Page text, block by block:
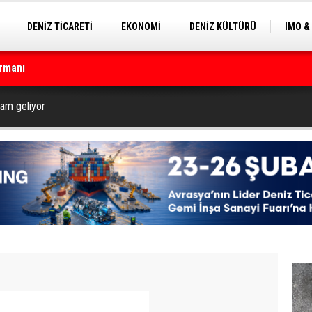
DENİZ TİCARETİ EKONOMİ DENİZ KÜLTÜRÜ
IMO
geri sayım başladı
geliyor